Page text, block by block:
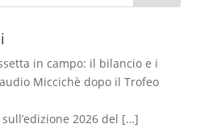
in campo: il bilancio e i
Miccichè dopo il Trofeo
2026 del […]